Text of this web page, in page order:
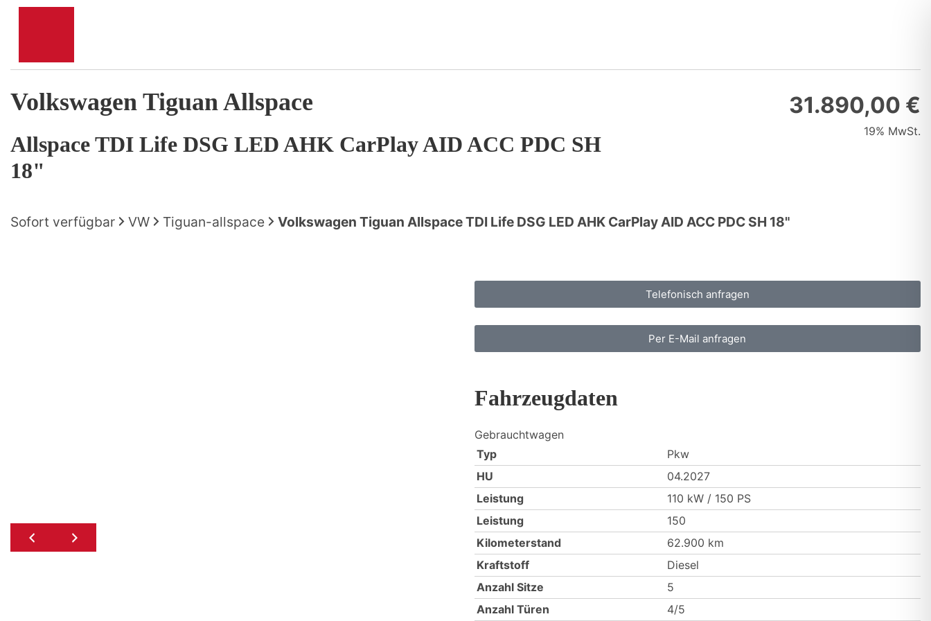
Volkswagen Tiguan Allspace
Allspace TDI Life DSG LED AHK CarPlay AID ACC PDC SH
18"
31.890,00 €
19% MwSt.
Sofort verfügbar VW Tiguan-allspace Volkswagen Tiguan Allspace TDI Life DSG LED AHK CarPlay AID ACC PDC SH 18"
Telefonisch anfragen
Per E-Mail anfragen
Fahrzeugdaten
Gebrauchtwagen
Typ
Pkw
HU
04.2027
Leistung
110 kW / 150 PS
Leistung
150
Kilometerstand
62.900 km
Kraftstoff
Diesel
Anzahl Sitze
5
Anzahl Türen
4/5